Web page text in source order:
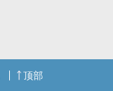
顶部